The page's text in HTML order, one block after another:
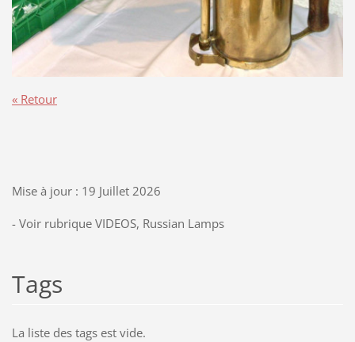
« Retour
Mise à jour : 19 Juillet 2026
- Voir rubrique VIDEOS, Russian Lamps
Tags
La liste des tags est vide.